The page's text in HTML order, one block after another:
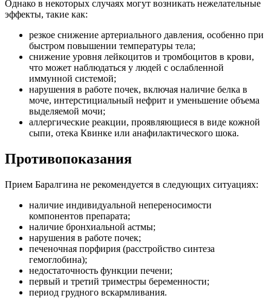
Однако в некоторых случаях могут возникать нежелательные
эффекты, такие как:
резкое снижение артериального давления, особенно при
быстром повышении температуры тела;
снижение уровня лейкоцитов и тромбоцитов в крови,
что может наблюдаться у людей с ослабленной
иммунной системой;
нарушения в работе почек, включая наличие белка в
моче, интерстициальный нефрит и уменьшение объема
выделяемой мочи;
аллергические реакции, проявляющиеся в виде кожной
сыпи, отека Квинке или анафилактического шока.
Противопоказания
Прием Баралгина не рекомендуется в следующих ситуациях:
наличие индивидуальной непереносимости
компонентов препарата;
наличие бронхиальной астмы;
нарушения в работе почек;
печеночная порфирия (расстройство синтеза
гемоглобина);
недостаточность функции печени;
первый и третий триместры беременности;
период грудного вскармливания.